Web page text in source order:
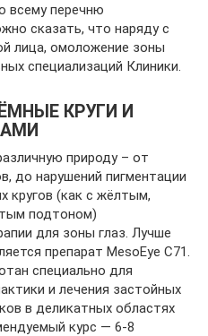
всему перечню
сказать, что наряду с
лица, омоложение зоны
специализаций Клиники.
КРУГИ И
природу – от
до нарушений пигментации
кругов (как с жёлтым,
подтоном)
для зоны глаз. Лучше
препарат MesoEye С71.
специально для
и лечения застойных
в деликатных областях
курс — 6-8